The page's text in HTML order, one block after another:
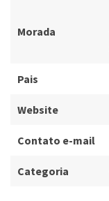
Morada
Pais
Website
Contato e-mail
Categoria